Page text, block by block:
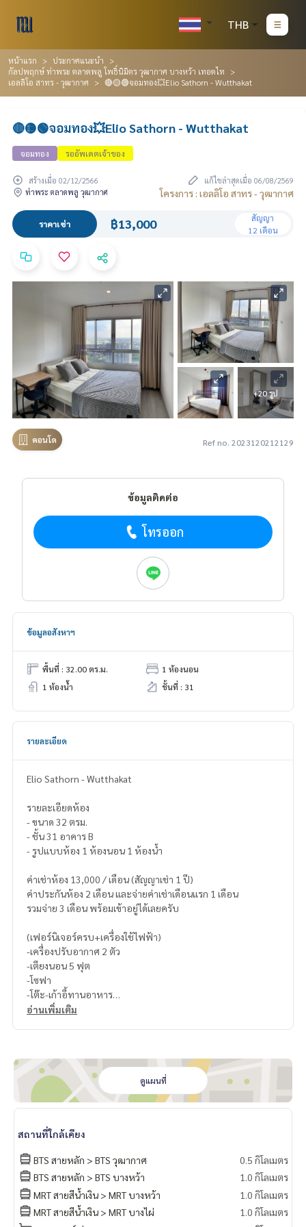
THB
หน้าแรก
ประกาศแนะนำ
กัลปพฤกษ์ ท่าพระ ตลาดพลู โพธิ์นิมิตร วุฒากาศ บางหว้า เทอดไท
เอลลิโอ สาทร - วุฒากาศ
🔴🟡🟢จอมทอง💥Elio Sathorn - Wutthakat
🔴🟡🟢จอมทอง💥Elio Sathorn - Wutthakat
จอมทอง รออัพเดตเจ้าของ
สร้างเมื่อ 02/12/2566
แก้ไขล่าสุดเมื่อ 06/08/2569
ท่าพระ ตลาดพลู วุฒากาศ
โครงการ : เอลลิโอ สาทร - วุฒากาศ
ราคาเช่า ฿13,000
สัญญา
12 เดือน
+20 รูป
คอนโด Ref no. 2023120212129
ข้อมูลติดต่อ
โทรออก
ข้อมูลอสังหาฯ
พื้นที่ : 32.00 ตร.ม.
1 ห้องนอน
1 ห้องน้ำ
ชั้นที่ : 31
รายละเอียด
Elio Sathorn - Wutthakat
รายละเอียดห้อง
- ขนาด 32 ตรม.
- ชั้น 31 อาคาร B
- รูปแบบห้อง 1 ห้องนอน 1 ห้องน้ำ
ค่าเช่าห้อง 13,000 / เดือน (สัญญาเช่า 1 ปี)
ค่าประกันห้อง 2 เดือน และจ่ายค่าเช่าเดือนแรก 1 เดือน
รวมจ่าย 3 เดือน พร้อมเข้าอยู่ได้เลยครับ
(เฟอร์นิเจอร์ครบ+เครื่องใช้ไฟฟ้า)
-เครื่องปรับอากาศ 2 ตัว
-เตียงนอน 5 ฟุต
-โซฟา
-โต๊ะ-เก้าอี้ทานอาหาร
-ตู้เย็น
อ่านเพิ่มเติม
ดูแผนที่
สถานที่ใกล้เคียง
BTS สายหลัก > BTS วุฒากาศ
0.5 กิโลเมตร
BTS สายหลัก > BTS บางหว้า
1.0 กิโลเมตร
MRT สายสีน้ำเงิน > MRT บางหว้า
1.0 กิโลเมตร
MRT สายสีน้ำเงิน > MRT บางไผ่
1.0 กิโลเมตร